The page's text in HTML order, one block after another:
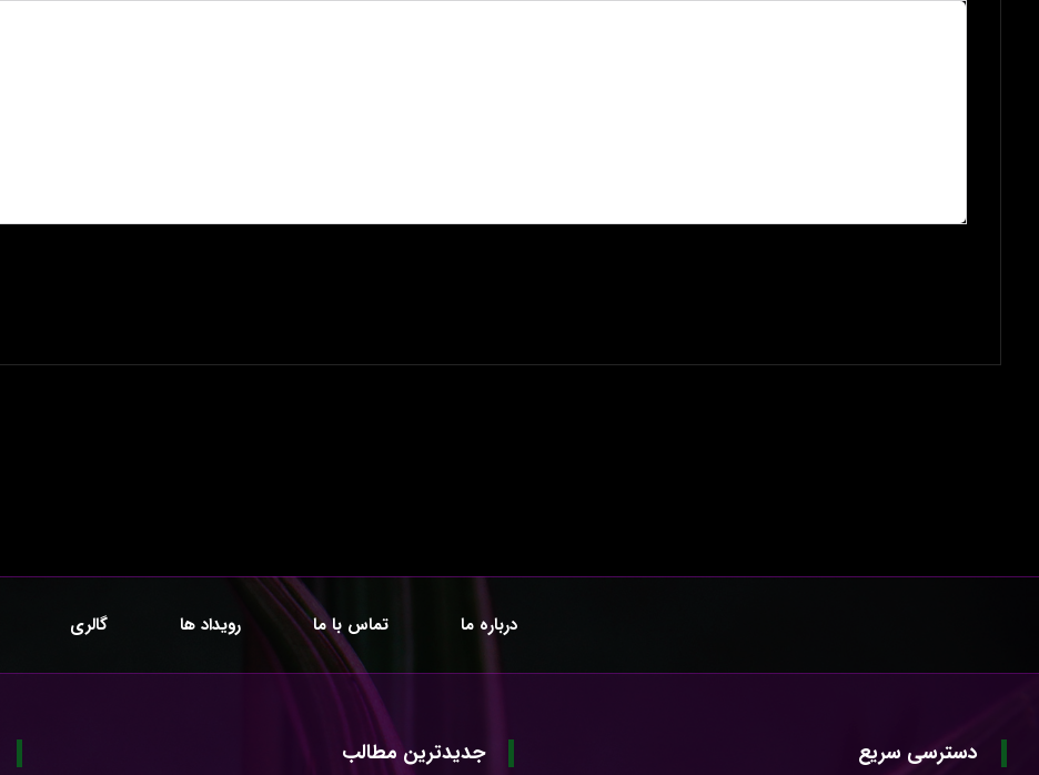
درباره ما تماس با ما رویداد ها گالری
دسترسی سریع جدیدترین مطالب